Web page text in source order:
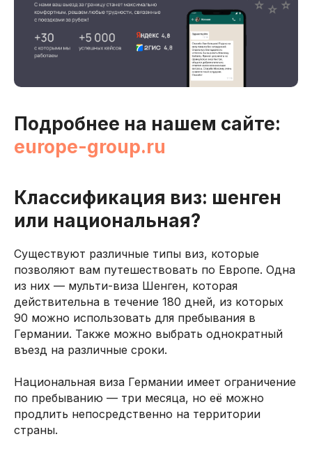
93
Подробнее на нашем сайте:
europe-group.ru
Классификация виз: шенген
или национальная?
Существуют различные типы виз, которые
позволяют вам путешествовать по Европе. Одна
из них — мульти-виза Шенген, которая
действительна в течение 180 дней, из которых
90 можно использовать для пребывания в
Германии. Также можно выбрать однократный
въезд на различные сроки.
Национальная виза Германии имеет ограничение
по пребыванию — три месяца, но её можно
продлить непосредственно на территории
страны.